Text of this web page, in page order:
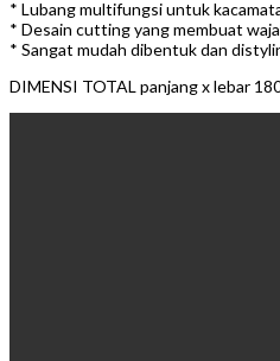
* Lubang multifungsi untuk
* Desain cutting yang membuat
* Sangat mudah dibentuk dan
DIMENSI TOTAL panjang x lebar